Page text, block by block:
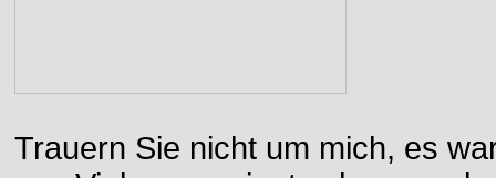
Trauern Sie nicht um mich, es